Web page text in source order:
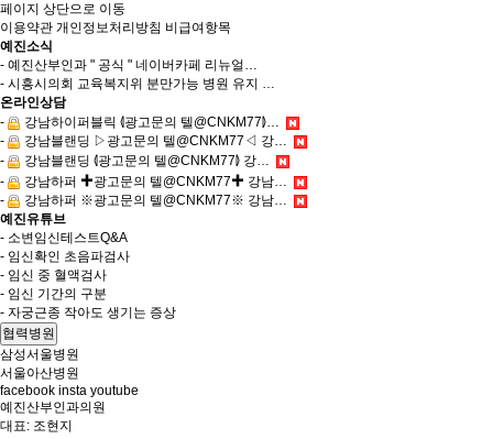
페이지 상단으로 이동
이용약관 개인정보처리방침 비급여항목
예진소식
- 예진산부인과 " 공식 " 네이버카페 리뉴얼…
- 시흥시의회 교육복지위 분만가능 병원 유지 …
온라인상담
-
강남하이퍼블릭 ⦉광고문의 텔@CNKM77⦊…
-
강남블랜딩 ▷광고문의 텔@CNKM77◁ 강…
-
강남블랜딩 ⦉광고문의 텔@CNKM77⦊ 강…
-
강남하퍼 ✚광고문의 텔@CNKM77✚ 강남…
-
강남하퍼 ※광고문의 텔@CNKM77※ 강남…
예진유튜브
- 소변임신테스트Q&A
- 임신확인 초음파검사
- 임신 중 혈액검사
- 임신 기간의 구분
- 자궁근종 작아도 생기는 증상
협력병원
삼성서울병원
서울아산병원
facebook insta youtube
예진산부인과의원
대표: 조현지